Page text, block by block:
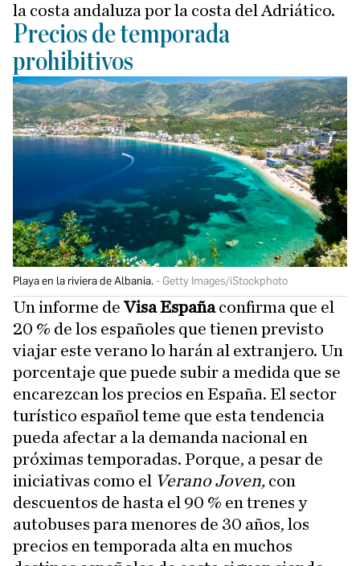
la costa andaluza por la costa del Adriático.
Precios de temporada
prohibitivos
Playa en la riviera de Albania. Getty Images/iStockphoto
Un informe deVisa Españaconfirma que el
20 % de los españoles que tienen previsto
viajar este verano lo harán al extranjero. Un
porcentaje que puede subir a medida que se
encarezcan los precios en España. El sector
turístico español teme que esta tendencia
pueda afectar a la demanda nacional en
próximas temporadas. Porque, a pesar de
iniciativas como el Verano Joven, con
descuentos de hasta el 90 % en trenes y
autobuses para menores de 30 años, los
precios en temporada alta en muchos